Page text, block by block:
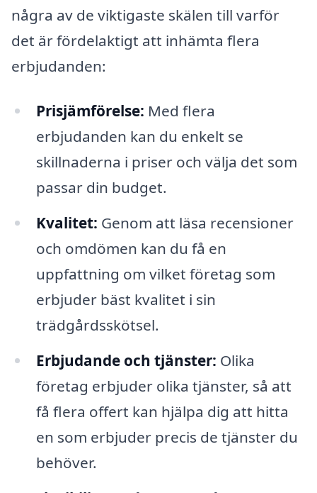
några av de viktigaste skälen till varför
det är fördelaktigt att inhämta flera
erbjudanden:
Prisjämförelse: Med flera
erbjudanden kan du enkelt se
skillnaderna i priser och välja det som
passar din budget.
Kvalitet: Genom att läsa recensioner
och omdömen kan du få en
uppfattning om vilket företag som
erbjuder bäst kvalitet i sin
trädgårdsskötsel.
Erbjudande och tjänster: Olika
företag erbjuder olika tjänster, så att
få flera offert kan hjälpa dig att hitta
en som erbjuder precis de tjänster du
behöver.